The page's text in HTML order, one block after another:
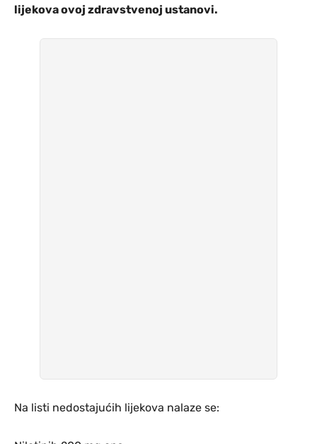
lijekova ovoj zdravstvenoj ustanovi.
Na listi nedostajućih lijekova nalaze se: